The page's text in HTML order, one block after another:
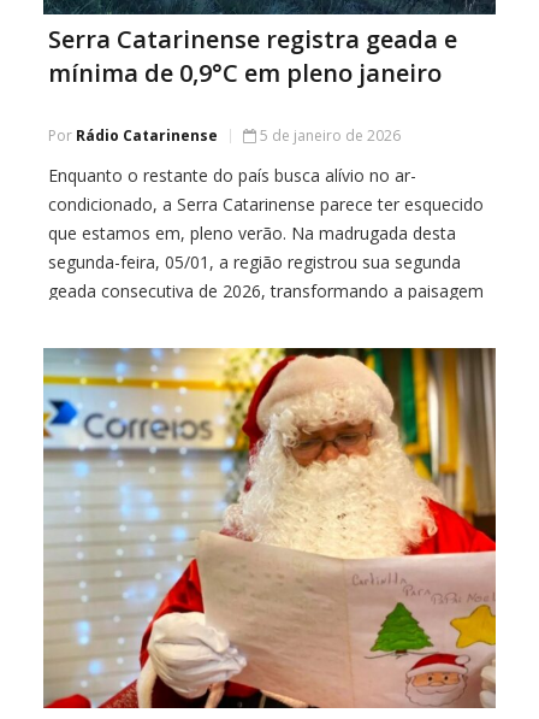
Serra Catarinense registra geada e
mínima de 0,9°C em pleno janeiro
Por Rádio Catarinense 5 de janeiro de 2026
Enquanto o restante do país busca alívio no ar-
condicionado, a Serra Catarinense parece ter esquecido
que estamos em, pleno verão. Na madrugada desta
segunda-feira, 05/01, a região registrou sua segunda
geada consecutiva de 2026, transformando a paisagem
tipicamente invernal. Sob o domínio de uma massa de
[…]